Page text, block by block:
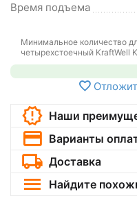
Время подъема
Минимальное количество
четырехстоечный KraftWell
Наши
Варианты
Доставка
Найдите